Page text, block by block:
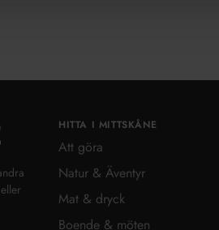
Visit MittSkåneHITTA I MITTSKÅNE
Att göra
Natur & Äventyr
Mat & dryck
Boende & möten